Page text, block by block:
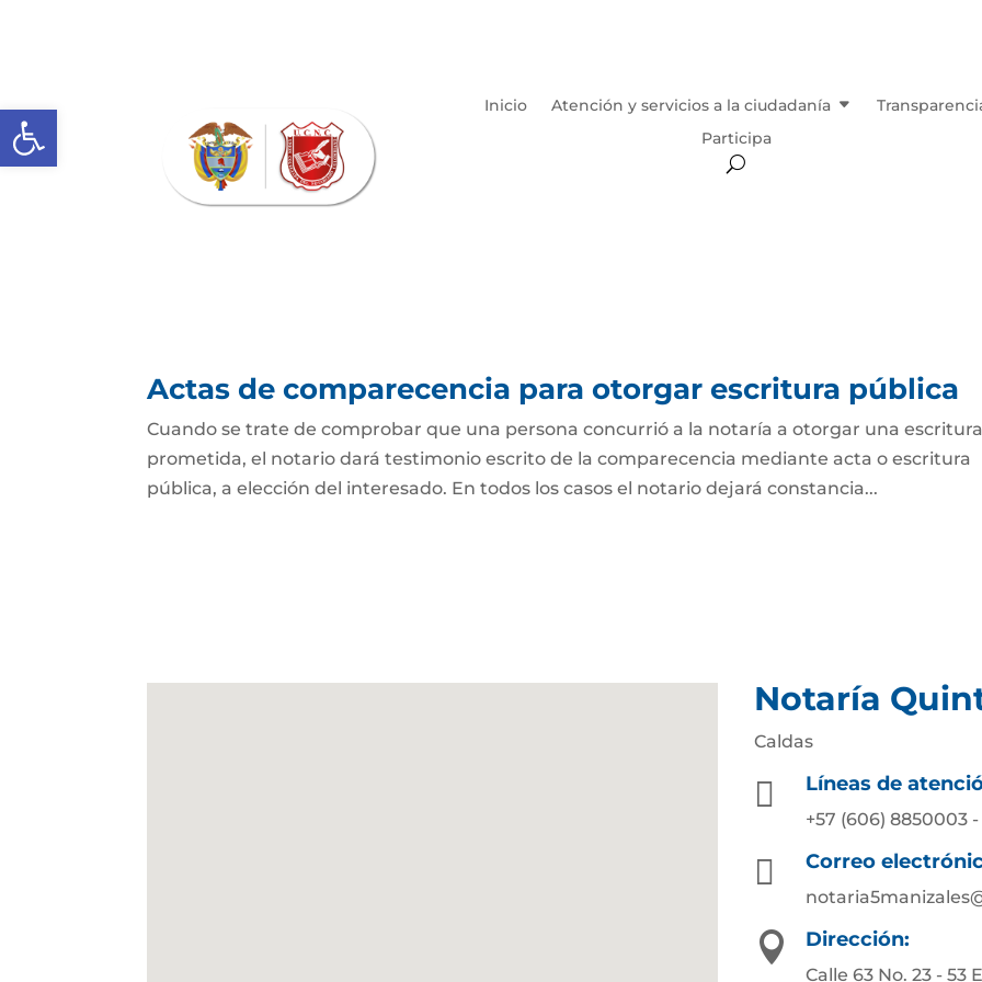
Abrir barra de herramientas Inicio Atención y servicios a la ciudadanía
Participa
Actas de comparecencia para otorgar escritura pública
Cuando se trate de comprobar que una persona concurrió a la notaría a otorgar una
prometida, el notario dará testimonio escrito de la comparecencia mediante acta o escritura
pública, a elección del interesado. En todos los casos el notario dejará constancia...
Notaría
Caldas
 Líneas de
+57 (606) 8850003 -
 Correo
 Dirección:
Calle 63 No. 23 -